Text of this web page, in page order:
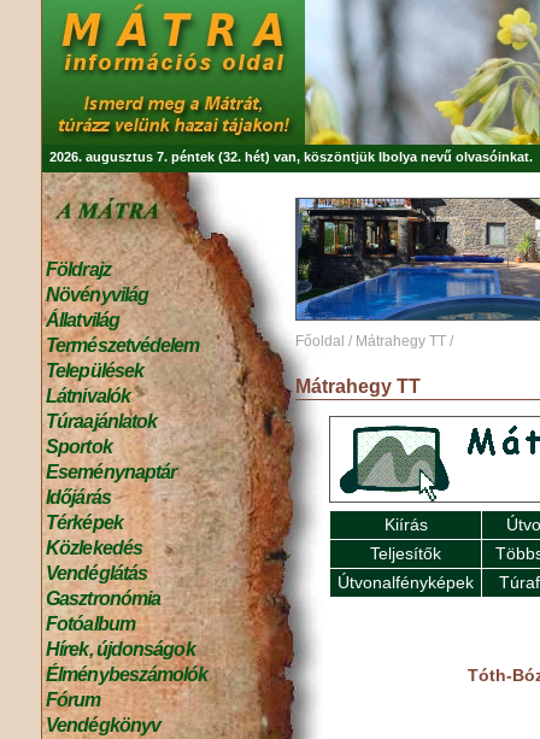
2026. augusztus 7. péntek (32. hét) van, köszöntjük Ibolya nevű olvasóinkat.
Földrajz
Növényvilág
Állatvilág
Természetvédelem
Települések
Látnivalók
Túraajánlatok
Sportok
Eseménynaptár
Időjárás
Térképek
Közlekedés
Vendéglátás
Gasztronómia
Fotóalbum
Hírek, újdonságok
Élménybeszámolók
Fórum
Vendégkönyv
Főoldal / Mátrahegy TT /
Mátrahegy TT
Kiírás
Teljesítők
Útvonalfényképek
Tóth-